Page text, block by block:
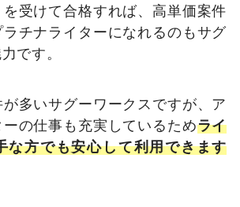
受けて合格すれば、高単価案件
チナライターになれるのもサグ
です。
多いサグーワークスですが、ア
の仕事も充実しているためライ
な方でも安心して利用できます